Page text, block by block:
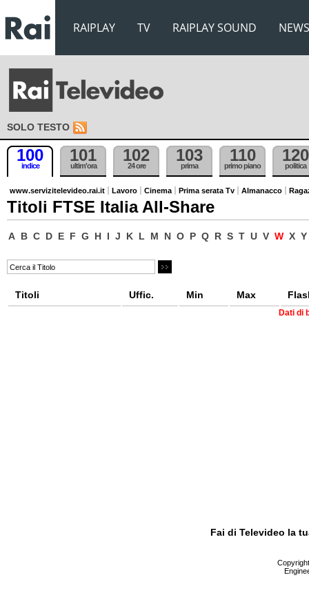
RAIPLAY TV RAIPLAY SOUND NEWS
SOLO TESTO
100
indice
101
ultim'ora
102
24 ore
103
prima
110
primo piano
120
politica
www.servizitelevideo.rai.it Lavoro Cinema Prima serata Tv Almanacco
Titoli FTSE Italia All-Share
A B C D E F G H I J K L M N O P Q R S T U V W X Y
Titoli Uffic. Min Max
Dati di
Fai di Televideo la